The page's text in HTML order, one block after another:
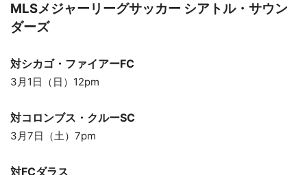
MLSメジャーリーグサッカー シアトル・サウン
ダーズ
対シカゴ・ファイアーFC
3月1日（日）12pm
対コロンブス・クルーSC
3月7日（土）7pm
対FCダラス